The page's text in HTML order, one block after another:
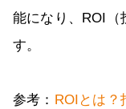
能になり、ROI（
す。
参考： ROIとは